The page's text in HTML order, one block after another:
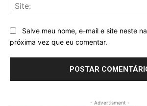
Salve meu nome, e-mail e site neste
próxima vez que eu comentar.
- Advertisment -